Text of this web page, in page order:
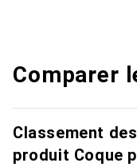
Comparer
Classement
produit Coque